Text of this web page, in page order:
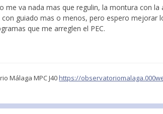
me va nada mas que regulin, la montura con
guiado mas o menos, pero espero mejorar
que me arreglen el PEC.
Málaga MPC J40https://